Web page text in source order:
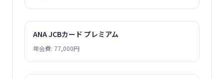
ANA JCBカード プレミアム
年会費: 77,000円